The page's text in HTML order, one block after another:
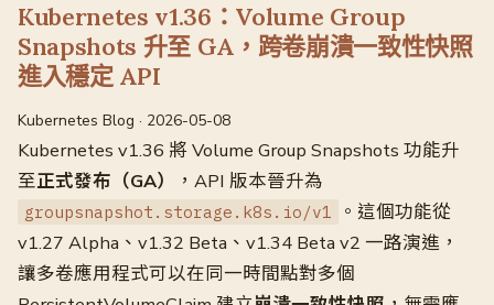
Kubernetes v1.36：Volume Group
Snapshots 升至 GA，跨卷崩潰一致性快照
進入穩定 API
Kubernetes Blog · 2026-05-08
Kubernetes v1.36 將 Volume Group Snapshots 功能升
至正式發布（GA） ，API 版本晉升為
groupsnapshot.storage.k8s.io/v1
。這個功能從
v1.27 Alpha、v1.32 Beta、v1.34 Beta v2 一路演進，
讓多卷應用程式可以在同一時間點對多個